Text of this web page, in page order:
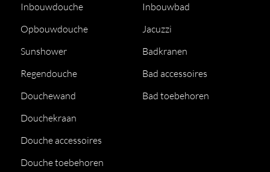
Inbouwdouche
Opbouwdouche
Sunshower
Regendouche
Douchewand
Douchekraan
Douche accessoires
Douche toebehoren
Inbouwbad
Jacuzzi
Badkranen
Bad accessoires
Bad toebehoren